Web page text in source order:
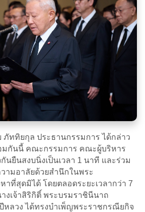
ภัททิยกุล ประธานกรรมการ ได้กล่าว
มกันนี้ คณะกรรมการ คณะผู้บริหาร
นยืนสงบนิ่งเป็นเวลา 1 นาที และร่วม
ามอาลัยด้วยสำนึกในพระ
ที่สุดมิได้ โดยตลอดระยะเวลากว่า 7
งเจ้าสิริกิติ์ พระบรมราชินีนาถ
ลวง ได้ทรงบำเพ็ญพระราชกรณียกิจ